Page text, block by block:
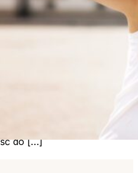
cały sezon cieszyły się
Jestem przekonany, że
do […]